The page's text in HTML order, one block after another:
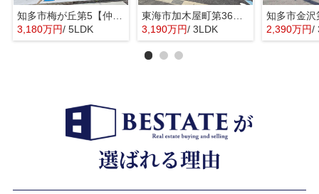
3,180万円/ 5LDK
3,190万円/ 3LDK 2,390万円/